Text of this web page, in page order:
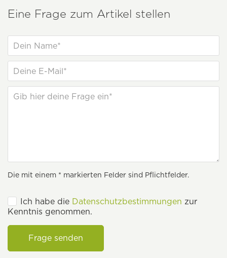
Eine Frage zum Artikel stellen
Die mit einem * markierten Felder sind Pflichtfelder.
Ich habe die Datenschutzbestimmungen zur
Kenntnis genommen.
Frage senden